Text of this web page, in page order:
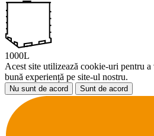
1000L
Acest site utilizează cookie-uri pentru a
bună experiență pe site-ul nostru.
Nu sunt de acord Sunt de acord